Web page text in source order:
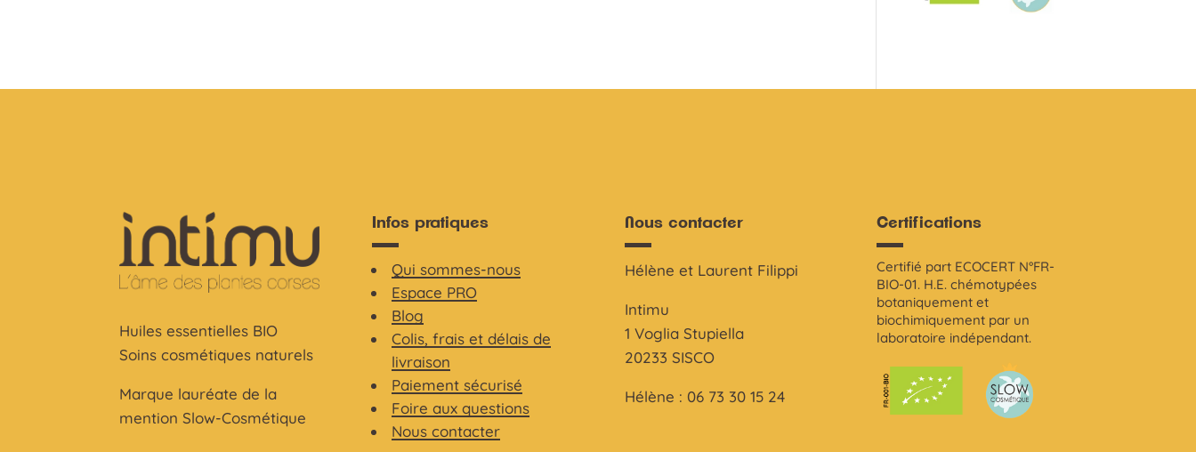
Huiles essentielles BIO
Soins cosmétiques naturels
Marque lauréate de la
mention Slow-Cosmétique
Infos pratiques
Qui sommes-nous
Espace PRO
Blog
Colis, frais et délais de
livraison
Paiement sécurisé
Foire aux questions
Nous contacter
Nous contacter
Hélène et Laurent Filippi
Intimu
1 Voglia Stupiella
20233 SISCO
Hélène : 06 73 30 15 24
Certifications
Certifié part ECOCERT N°FR-
BIO-01. H.E. chémotypées
botaniquement et
biochimiquement par un
laboratoire indépendant.